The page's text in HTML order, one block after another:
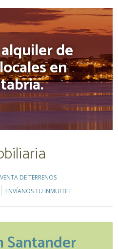
de
en
VENTA DE TERRENOS
ENVÍANOS TU INMUEBLE
Santander